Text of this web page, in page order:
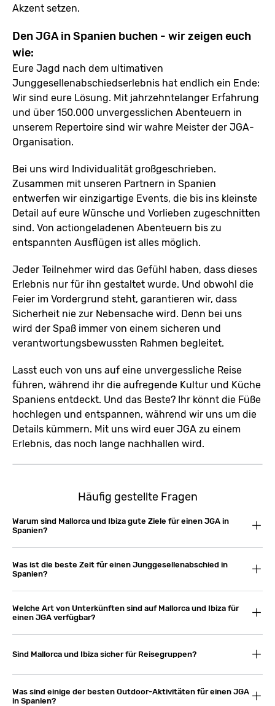
Akzent setzen.
Den JGA in Spanien buchen - wir zeigen euch
wie:
Eure Jagd nach dem ultimativen
Junggesellenabschiedserlebnis hat endlich ein Ende:
Wir sind eure Lösung. Mit jahrzehntelanger Erfahrung
und über 150.000 unvergesslichen Abenteuern in
unserem Repertoire sind wir wahre Meister der JGA-
Organisation.
Bei uns wird Individualität großgeschrieben.
Zusammen mit unseren Partnern in Spanien
entwerfen wir einzigartige Events, die bis ins kleinste
Detail auf eure Wünsche und Vorlieben zugeschnitten
sind. Von actiongeladenen Abenteuern bis zu
entspannten Ausflügen ist alles möglich.
Jeder Teilnehmer wird das Gefühl haben, dass dieses
Erlebnis nur für ihn gestaltet wurde. Und obwohl die
Feier im Vordergrund steht, garantieren wir, dass
Sicherheit nie zur Nebensache wird. Denn bei uns
wird der Spaß immer von einem sicheren und
verantwortungsbewussten Rahmen begleitet.
Lasst euch von uns auf eine unvergessliche Reise
führen, während ihr die aufregende Kultur und Küche
Spaniens entdeckt. Und das Beste? Ihr könnt die Füße
hochlegen und entspannen, während wir uns um die
Details kümmern. Mit uns wird euer JGA zu einem
Erlebnis, das noch lange nachhallen wird.
Häufig gestellte Fragen
Warum sind Mallorca und Ibiza gute Ziele für einen JGA in
Spanien?
Was ist die beste Zeit für einen Junggesellenabschied in
Spanien?
Welche Art von Unterkünften sind auf Mallorca und Ibiza für
einen JGA verfügbar?
Sind Mallorca und Ibiza sicher für Reisegruppen?
Was sind einige der besten Outdoor-Aktivitäten für einen JGA
in Spanien?